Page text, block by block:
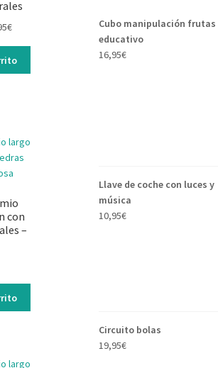
€El
actual
es:
con
–
Cubo manipulación frutas
educativo
16,95€
Llave de coche con luces y
música
10,95€
Circuito bolas
19,95€